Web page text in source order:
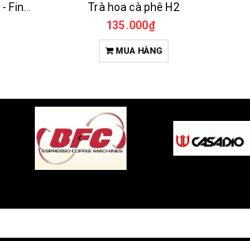
Đường Que
18.000₫
MUA HÀNG